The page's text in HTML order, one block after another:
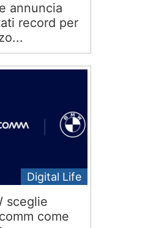
annuncia
record per
Digital Life
sceglie
come